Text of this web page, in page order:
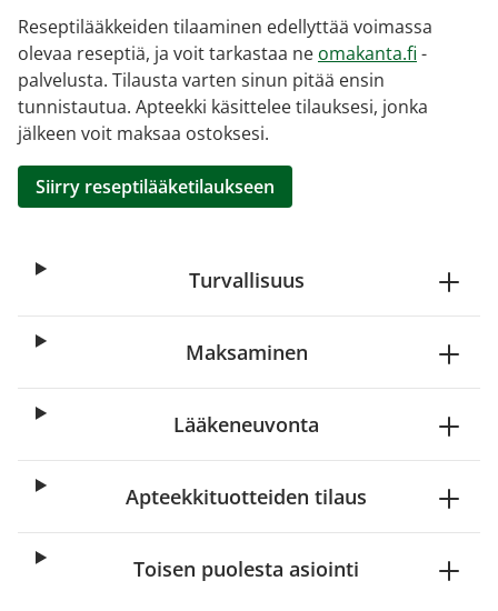
Reseptilääkkeiden tilaaminen edellyttää voimassa
olevaa reseptiä, ja voit tarkastaa ne omakanta.fi -
palvelusta. Tilausta varten sinun pitää ensin
tunnistautua. Apteekki käsittelee tilauksesi, jonka
jälkeen voit maksaa ostoksesi.
Siirry reseptilääketilaukseen
Turvallisuus
Maksaminen
Lääkeneuvonta
Apteekkituotteiden tilaus
Toisen puolesta asiointi